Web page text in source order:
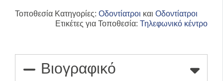
Τοποθεσία Κατηγορίες: Οδοντίατροι και Οδοντίατροι
Ετικέτες για Τοποθεσία: Τηλεφωνικό κέντρο
Βιογραφικό